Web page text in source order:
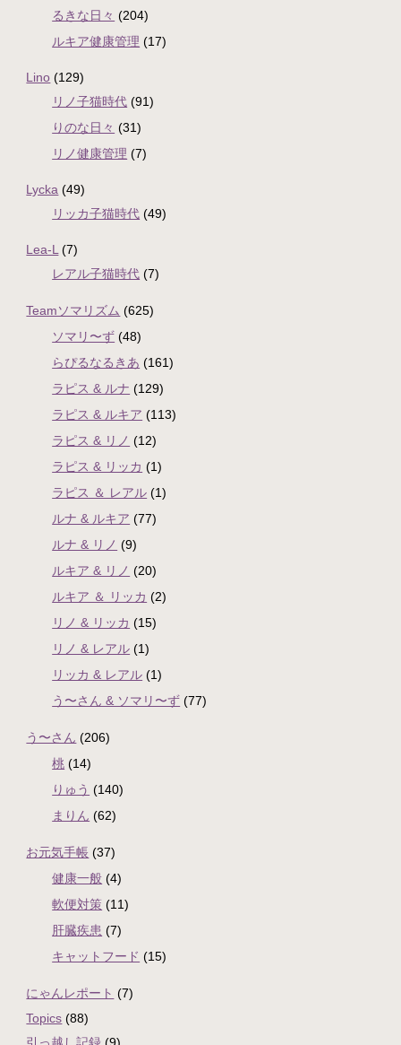
るきな日々 (204)
ルキア健康管理 (17)
Lino (129)
リノ子猫時代 (91)
りのな日々 (31)
リノ健康管理 (7)
Lycka (49)
リッカ子猫時代 (49)
Lea-L (7)
レアル子猫時代 (7)
Teamソマリズム (625)
ソマリ〜ず (48)
らぴるなるきあ (161)
ラピス & ルナ (129)
ラピス & ルキア (113)
ラピス & リノ (12)
ラピス & リッカ (1)
ラピス ＆ レアル (1)
ルナ & ルキア (77)
ルナ & リノ (9)
ルキア & リノ (20)
ルキア ＆ リッカ (2)
リノ & リッカ (15)
リノ & レアル (1)
リッカ & レアル (1)
う〜さん & ソマリ〜ず (77)
う〜さん (206)
桃 (14)
りゅう (140)
まりん (62)
お元気手帳 (37)
健康一般 (4)
軟便対策 (11)
肝臓疾患 (7)
キャットフード (15)
にゃんレポート (7)
Topics (88)